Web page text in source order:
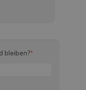
bleiben?*